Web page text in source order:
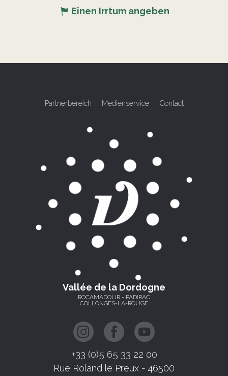
Einen Irrtum angeben
Partnerbereich Medienservice Contact
Vallée de la Dordogne
ROCAMADOUR - PADIRAC
COLLONGES-LA-ROUGE
+33 (0)5 65 33 22 00
Rue Roland le Preux - 46500